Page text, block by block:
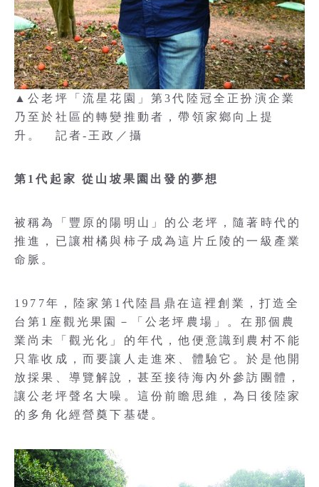
▲公老坪「流星花園」第3代陸冠全正扮演企業
乃至於社區的轉變推動者，帶領家鄉向上提
升。 記者-王政／攝
第1代起家 從山坡果園出發的夢想
被稱為「豐原的陽明山」的公老坪，隨著時代的
推進，已讓柑橘與柿子成為這片丘陵的一級產業
命脈。
1977年，陸家第1代陸昌鼎在這裡創業，打造全
台第1座觀光果園－「公老坪農場」。在那個農
業尚未「觀光化」的年代，他便意識到農村不能
只靠收成，而要讓人走進來、體驗它。於是他開
放採果、導覽解說，甚至接待海內外參訪團體，
讓公老坪聲名大噪。這份前瞻思維，為日後陸家
的多角化經營奠下基礎。